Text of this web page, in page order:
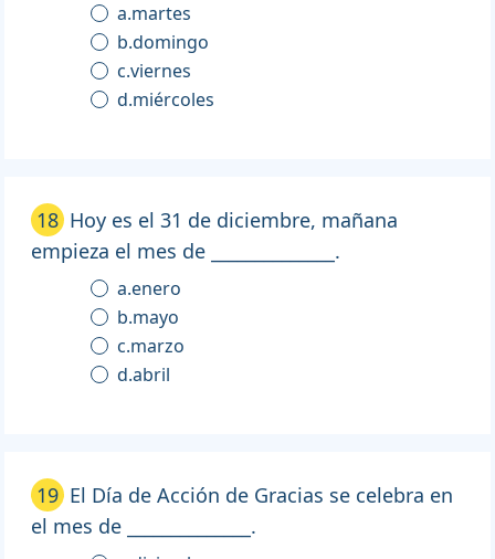
a.martes
b.domingo
c.viernes
d.miércoles
18 Hoy es el 31 de diciembre, mañana
empieza el mes de ______________.
a.enero
b.mayo
c.marzo
d.abril
19 El Día de Acción de Gracias se celebra en
el mes de ______________.